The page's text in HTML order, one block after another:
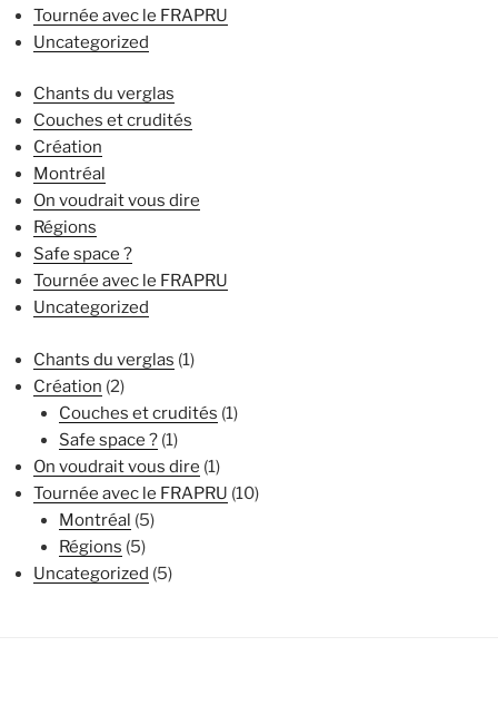
Tournée avec le FRAPRU
Uncategorized
Chants du verglas
Couches et crudités
Création
Montréal
On voudrait vous dire
Régions
Safe space ?
Tournée avec le FRAPRU
Uncategorized
Chants du verglas (1)
Création (2)
Couches et crudités (1)
Safe space ?(1)
On voudrait vous dire (1)
Tournée avec le FRAPRU (10)
Montréal (5)
Régions (5)
Uncategorized (5)